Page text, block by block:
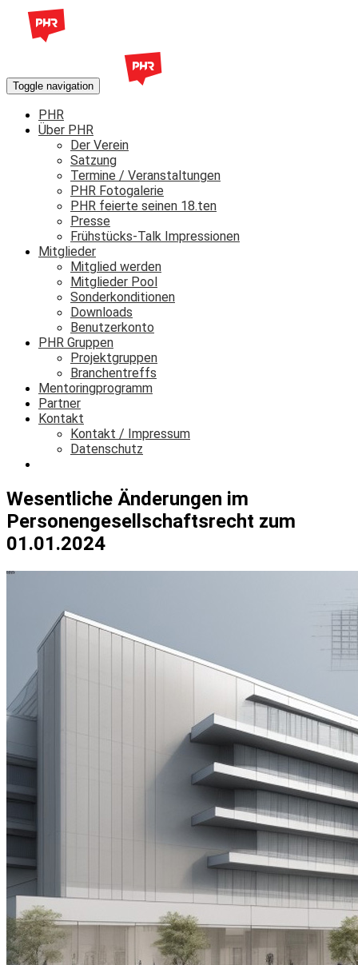
Toggle navigation
PHR
Über PHR
Der Verein
Satzung
Termine / Veranstaltungen
PHR Fotogalerie
PHR feierte seinen 18.ten
Presse
Frühstücks-Talk Impressionen
Mitglieder
Mitglied werden
Mitglieder Pool
Sonderkonditionen
Downloads
Benutzerkonto
PHR Gruppen
Projektgruppen
Branchentreffs
Mentoringprogramm
Partner
Kontakt
Kontakt / Impressum
Datenschutz
Wesentliche Änderungen im
Personengesellschaftsrecht zum
01.01.2024